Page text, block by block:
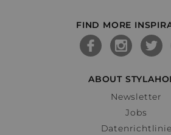
FIND MORE
ABOUT
Newsletter
Jobs
Datenrichtlinie